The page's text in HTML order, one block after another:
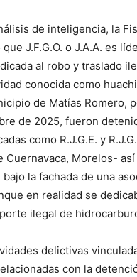
de inteligencia, la
J.F.G.O. o J.A.A. es
al robo y traslado
conocida como
de Matías Romero,
de 2025, fueron
como R.J.G.E. y
Morelos- así
la fachada de una
en realidad se
ilegal de
delictivas
con la